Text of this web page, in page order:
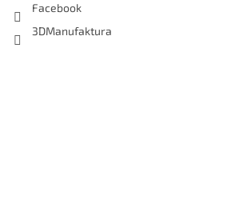
Facebook
3DManufaktura